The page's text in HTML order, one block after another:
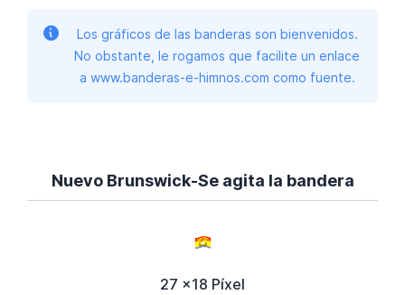
Los gráficos de las banderas son bienvenidos.
No obstante, le rogamos que facilite un enlace
a www.banderas-e-himnos.com como fuente.
Nuevo Brunswick-Se agita la bandera
27 x18 Píxel